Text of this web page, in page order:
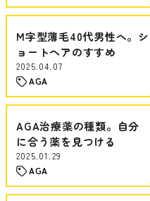
M字型薄毛40代男性へ。シ
ョートヘアのすすめ
2025.04.07
AGA
AGA治療薬の種類。自分
に合う薬を見つける
2025.01.29
AGA